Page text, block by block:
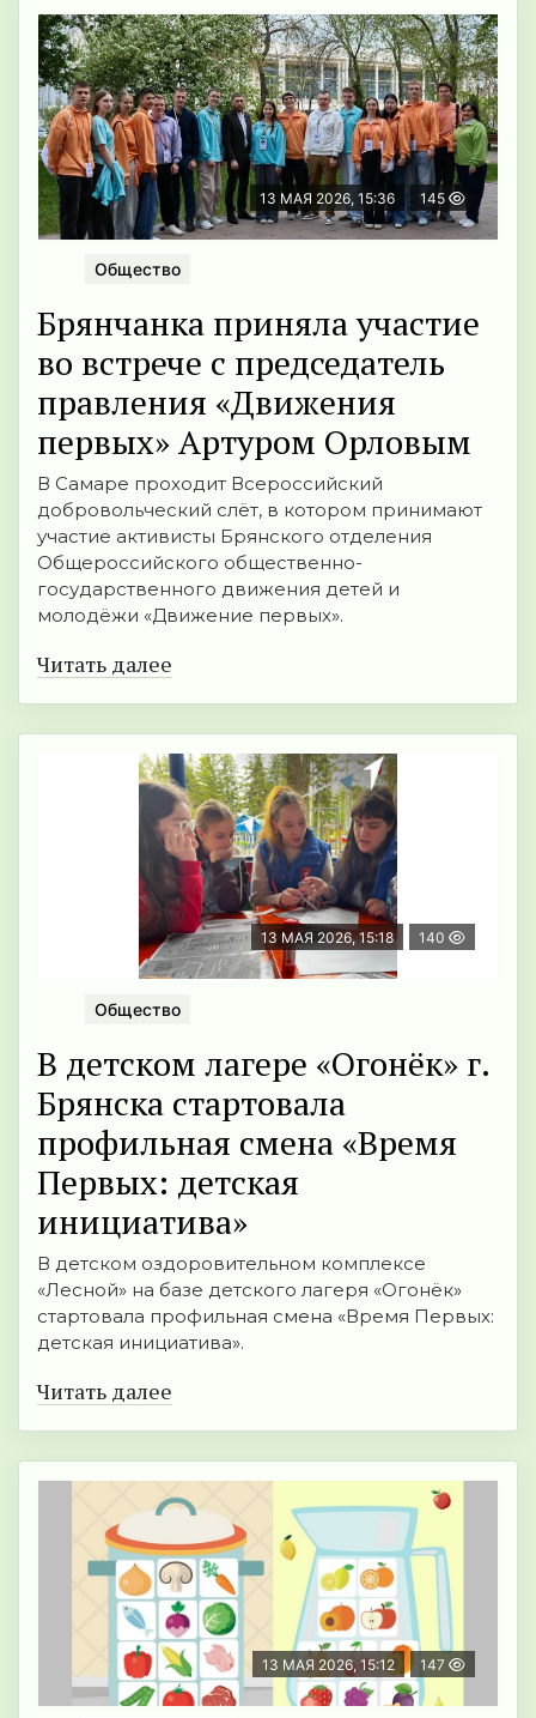
13 МАЯ 2026, 15:36 145
Общество
Брянчанка приняла участие
во встрече с председатель
правления «Движения
первых» Артуром Орловым
В Самаре проходит Всероссийский
добровольческий слёт, в котором принимают
участие активисты Брянского отделения
Общероссийского общественно-
государственного движения детей и
молодёжи «Движение первых».
Читать далее
13 МАЯ 2026, 15:18 140
Общество
В детском лагере «Огонёк» г.
Брянска стартовала
профильная смена «Время
Первых: детская
инициатива»
В детском оздоровительном комплексе
«Лесной» на базе детского лагеря «Огонёк»
стартовала профильная смена «Время Первых:
детская инициатива».
Читать далее
13 МАЯ 2026, 15:12 147